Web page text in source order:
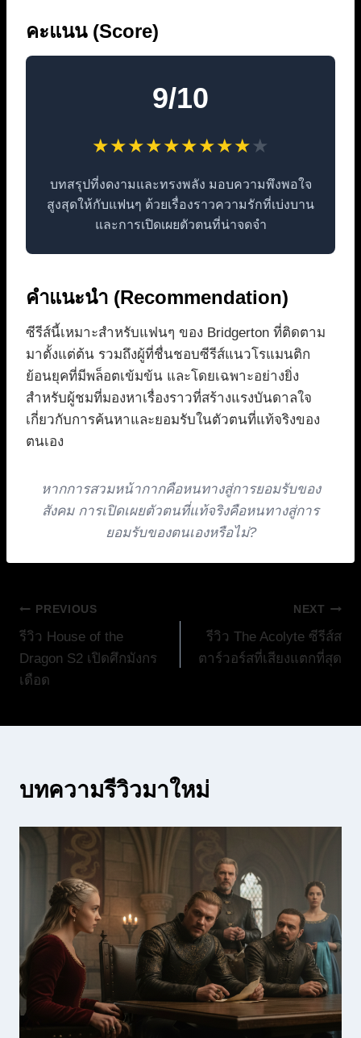
คะแนน (Score)
9/10
★★★★★★★★★★
บทสรุปที่งดงามและทรงพลัง มอบความพึงพอใจ
สูงสุดให้กับแฟนๆ ด้วยเรื่องราวความรักที่เบ่งบาน
และการเปิดเผยตัวตนที่น่าจดจำ
คำแนะนำ (Recommendation)
ซีรีส์นี้เหมาะสำหรับแฟนๆ ของ Bridgerton ที่ติดตาม
มาตั้งแต่ต้น รวมถึงผู้ที่ชื่นชอบซีรีส์แนวโรแมนติก
ย้อนยุคที่มีพล็อตเข้มข้น และโดยเฉพาะอย่างยิ่ง
สำหรับผู้ชมที่มองหาเรื่องราวที่สร้างแรงบันดาลใจ
เกี่ยวกับการค้นหาและยอมรับในตัวตนที่แท้จริงของ
ตนเอง
หากการสวมหน้ากากคือหนทางสู่การยอมรับของ
สังคม การเปิดเผยตัวตนที่แท้จริงคือหนทางสู่การ
ยอมรับของตนเองหรือไม่?
แนะแนว
เรื่อง
PREVIOUS
รีวิว House of the
Dragon S2 เปิดศึกมังกร
เดือด
NEXT
รีวิว The Acolyte ซีรีส์ส
ตาร์วอร์สที่เสียงแตกที่สุด
บทความรีวิวมาใหม่